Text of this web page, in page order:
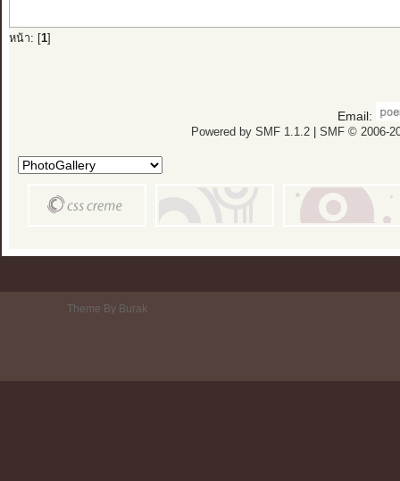
หน้า: [ 1]
Email:
Powered by SMF 1.1.2| SMF © 2006-
Theme By Burak